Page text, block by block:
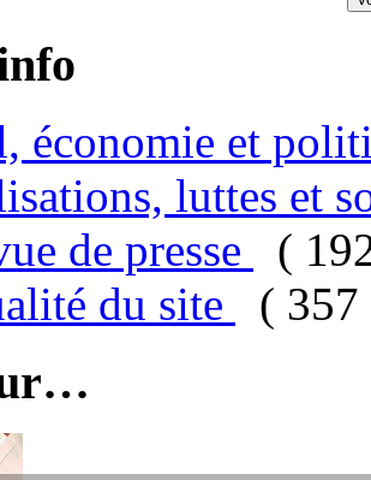
économie et
luttes et
de presse
(
du site
( 357